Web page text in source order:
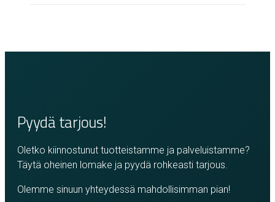
Pyydä tarjous!
Oletko kiinnostunut tuotteistamme ja palveluistamme?
Täytä oheinen lomake ja pyydä rohkeasti tarjous.
Olemme sinuun yhteydessä mahdollisimman pian!